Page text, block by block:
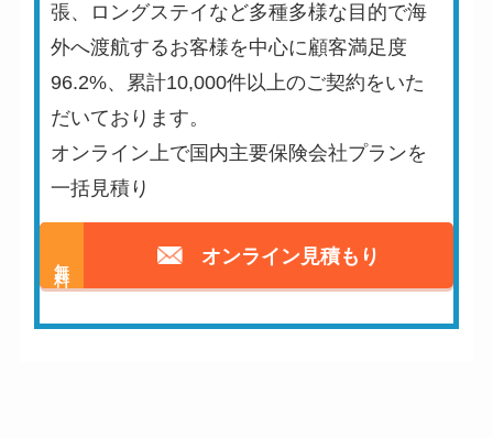
張、ロングステイなど多種多様な目的で海
外へ渡航するお客様を中心に顧客満足度
96.2%、累計10,000件以上のご契約をいた
だいております。
オンライン上で国内主要保険会社プランを
一括見積り
オンライン見積もり